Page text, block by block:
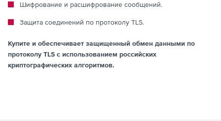
Шифрование и расшифрование сообщений.
Защита соединений по протоколу TLS.
Купите и обеспечивает защищенный обмен данными по
протоколу TLS с использованием российских
криптографических алгоритмов.